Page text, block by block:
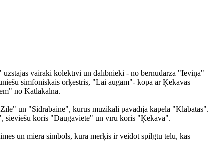
vairāki kolektīvi un dalībnieki - no bērnudārza "Ieviņa"
simfoniskais orķestris, "Lai augam"- kopā ar Ķekavas
no Katlakalna.
un "Sidrabaine", kurus muzikāli pavadīja kapela "Klabatas".
sieviešu koris "Daugaviete" un vīru koris "Ķekava".
un miera simbols, kura mērķis ir veidot spilgtu tēlu, kas